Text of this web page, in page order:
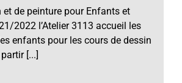
et de peinture pour Enfants et
2022 l’Atelier 3113 accueil les
enfants pour les cours de dessin
[...]